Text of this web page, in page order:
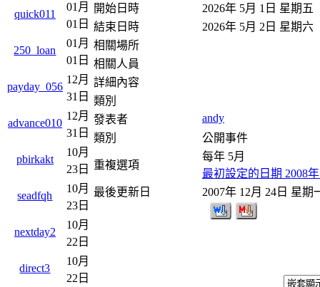
quick011
01月
01日
250_loan
01月
01日
payday_056
12月
31日
advance010
12月
31日
pbirkakt
10月
23日
seadfqh
10月
23日
nextday2
10月
22日
direct3
10月
22日
開始日時
2026年 5月 1日 星期
結束日時
2026年 5月 2日 星期六
相關場所
相關人員
詳細內容
類別
發表者
andy
類別
公開事件
重複選項
每年 5月
最初設定的日期 2008
最後更新日
2007年 12月 24日 星期